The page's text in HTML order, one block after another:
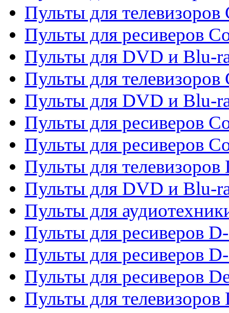
Пульты для телевизоров
Пульты для ресиверов
Пульты для DVD и Blu-
Пульты для телевизоров
Пульты для DVD и Blu-
Пульты для ресиверов
Пульты для ресиверов
Пульты для телевизоров
Пульты для DVD и Blu-
Пульты для
Пульты для ресиверов
Пульты для ресиверов
Пульты для ресиверов
Пульты для телевизоров